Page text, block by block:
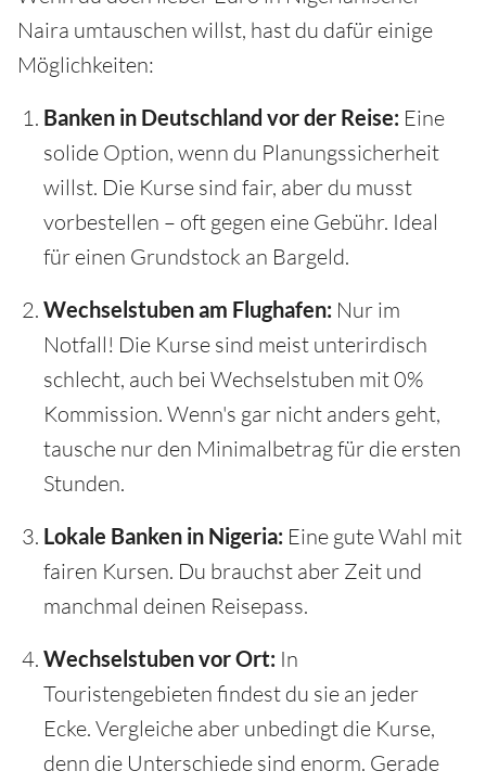
Naira umtauschen willst, hast du dafür einige
Möglichkeiten:
Banken in Deutschland vor der Reise: Eine
solide Option, wenn du Planungssicherheit
willst. Die Kurse sind fair, aber du musst
vorbestellen – oft gegen eine Gebühr. Ideal
für einen Grundstock an Bargeld.
Wechselstuben am Flughafen: Nur im
Notfall! Die Kurse sind meist unterirdisch
schlecht, auch bei Wechselstuben mit 0%
Kommission. Wenn's gar nicht anders geht,
tausche nur den Minimalbetrag für die ersten
Stunden.
Lokale Banken in Nigeria: Eine gute Wahl mit
fairen Kursen. Du brauchst aber Zeit und
manchmal deinen Reisepass.
Wechselstuben vor Ort: In
Touristengebieten findest du sie an jeder
Ecke. Vergleiche aber unbedingt die Kurse,
denn die Unterschiede sind enorm. Gerade